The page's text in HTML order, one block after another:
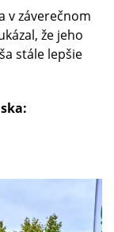
v záverečnom
že jeho
stále lepšie